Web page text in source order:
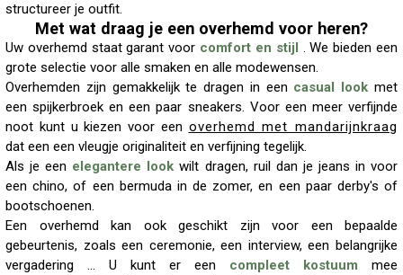
structureer je outfit.
Met wat draag je een overhemd voor heren?
Uw overhemd staat garant voor comfort en stijl . We bieden een
grote selectie voor alle smaken en alle modewensen.
Overhemden zijn gemakkelijk te dragen in een casual look met
een spijkerbroek en een paar sneakers. Voor een meer verfijnde
noot kunt u kiezen voor een overhemd met mandarijnkraag
dat een een vleugje originaliteit en verfijning tegelijk.
Als je een elegantere look wilt dragen, ruil dan je jeans in voor
een chino, of een bermuda in de zomer, en een paar derby's of
bootschoenen.
Een overhemd kan ook geschikt zijn voor een bepaalde
gebeurtenis, zoals een ceremonie, een interview, een belangrijke
vergadering ... U kunt er een compleet kostuum mee